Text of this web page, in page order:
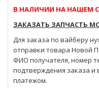
В НАЛИЧИИ НА НАШЕМ
ЗАКАЗАТЬ ЗАПЧАСТЬ
Для заказа по вайберу
отправки товара Новой
ФИО получателя, номер
подтверждения заказа
платежом.